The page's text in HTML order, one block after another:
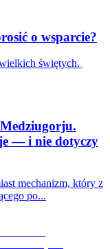
o wsparcie?
świętych.
— i nie dotyczy
mechanizm, który z
po...